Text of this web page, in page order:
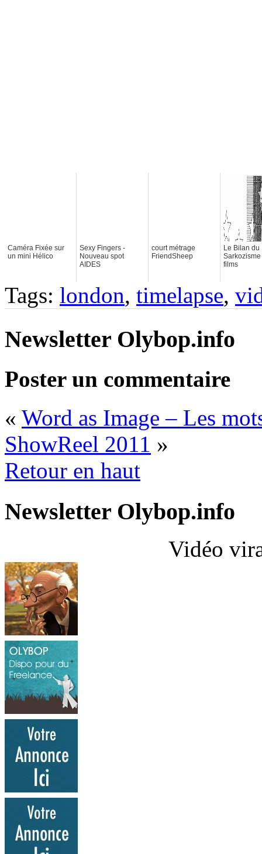
Caméra Fixée sur
un mini Hélico
Sexy Fingers -
Nouveau spot
AIDES
court métrage
FriendSheep
Le Bilan du
films
Tags: london, timelapse,
Newsletter Olybop.info
Poster un commentaire
« Word as Image – Les
ShowReel 2011 »
Retour en haut
Newsletter Olybop.info
Vidéo